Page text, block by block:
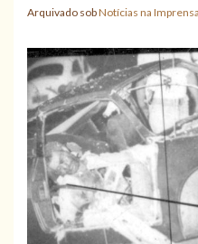
Arquivado sobNotícias na Imprensa